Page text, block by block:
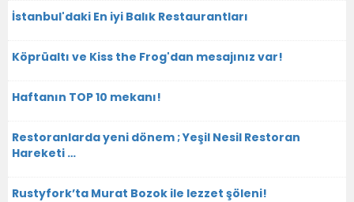
İstanbul'daki En iyi Balık Restaurantları
Köprüaltı ve Kiss the Frog'dan mesajınız var!
Haftanın TOP 10 mekanı!
Restoranlarda yeni dönem ; Yeşil Nesil Restoran
Hareketi …
Rustyfork’ta Murat Bozok ile lezzet şöleni!